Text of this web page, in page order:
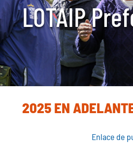
LOTAIP
2025 EN
Enlace de